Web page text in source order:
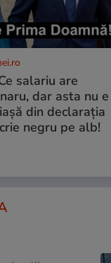
salariu are
dar asta nu e
din declarația
negru pe alb!